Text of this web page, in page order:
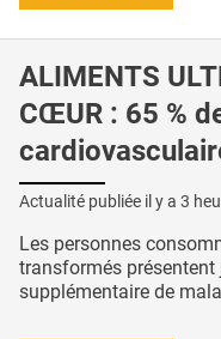
ALIMENTS
CŒUR : 65 %
Actualité publiée il y a 3
Les personnes
transformés présentent
supplémentaire de